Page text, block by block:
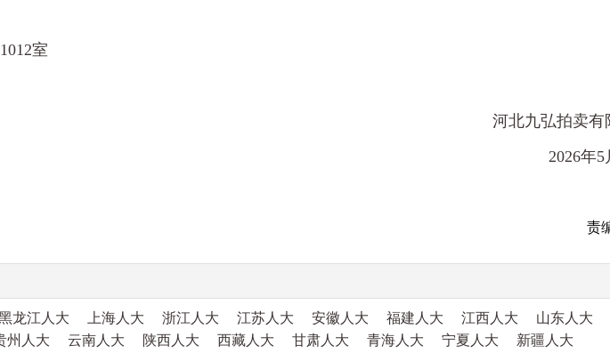
室
河北九弘拍卖有
2026年5
责
龙江人大 上海人大 浙江人大 江苏人大 安徽人大 福建人大 江西人大
山东人大
州人大 云南人大 陕西人大 西藏人大 甘肃人大 青海人大 宁夏人大 新疆人大